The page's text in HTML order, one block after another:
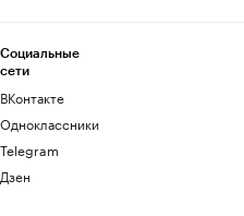
Социальные
сети
ВКонтакте
Одноклассники
Telegram
Дзен